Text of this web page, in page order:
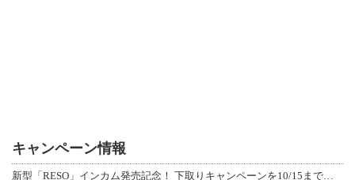
キャンペーン情報
新型「RESO」インカム発売記念！ 下取りキャンペーンを10/15まで延長して開